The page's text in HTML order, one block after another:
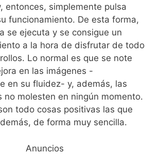
entonces, simplemente pulsa
funcionamiento. De esta forma,
se ejecuta y se consigue un
a la hora de disfrutar de todo
Lo normal es que se note
en las imágenes -
en su fluidez- y, además, las
no molesten en ningún momento.
todo cosas positivas las que
de forma muy sencilla.
Anuncios